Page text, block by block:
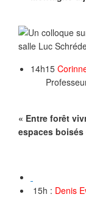
14h15
« Entre forêt
espaces
15h : Denis